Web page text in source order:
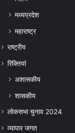
मध्यप्रदेश
महाराष्ट्र
राष्ट्रीय
रिक्तियां
अशासकीय
शासकीय
लोकसभा चुनाव 2024
व्यापार जगत